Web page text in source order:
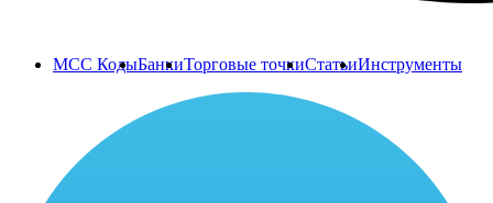
MCC КодыБанкиТорговые точкиСтатьиИнструменты